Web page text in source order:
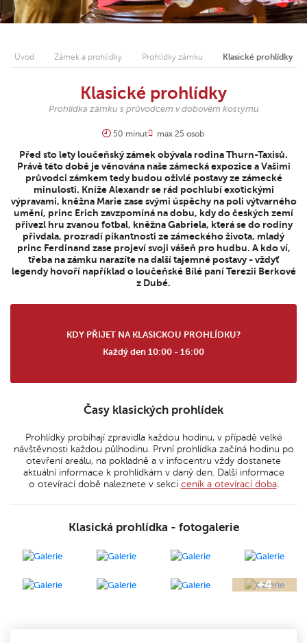
Úvod Zámek a prohlídky Prohlídky zámku Klasické prohlídky
Klasické prohlídky
Prohlídka zámku s průvodcem v dobovém kostýmu
50 minut max 25 osob
Před sto lety loučeňský zámek obývala rodina Thurn-Taxisů.
Právě této době je věnována naše zámecká expozice a Vašimi
průvodci zámkem tedy budou oživlé postavy ze zámecké
minulosti. Kníže Alexandr se rád pochlubí exotickými
výpravami, kněžna Marie zase svými úspěchy na poli výtvarného
umění, princ Erich zavzpomíná na dobu, kdy do českých zemí
přivezl hru zvanou fotbal, kněžna Gabriela, která se do rodiny
přivdala, prozradí pikantnosti ze zámeckého života, mladý
princ Ferdinand zase projeví svoji vášeň pro hudbu. A kdo ví,
třeba na zámku narazíte na další tajemné postavy - vždyť
legendy hovoří například o loučeňské Bílé paní Terezii Berkové
z Dubé.
KDY PŘIJET NA KLASICKOU PROHLÍDKU?
Každý den 10:00 - 16:00
Časy klasických prohlídek
Prohlídky probíhají zpravidla každou hodinu, v případě velké
návštěvnosti každou půlhodinu. První prohlídka začíná hodinu po
otevření areálu, na pokladně a v infocentru vždy dostanete
aktuální informace k prohlídkám v daný den. Další informace
o otevírací době naleznete v sekci ceník a otevírací doba.
Klasická prohlídka - fotogalerie